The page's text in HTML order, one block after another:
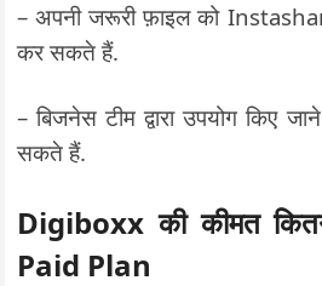
– अपनी जरूरी फ़ाइल को
कर सकते हैं.
– बिजनेस टीम द्वारा उपयोग किए
सकते हैं.
Digiboxx की कीमत
Paid Plan